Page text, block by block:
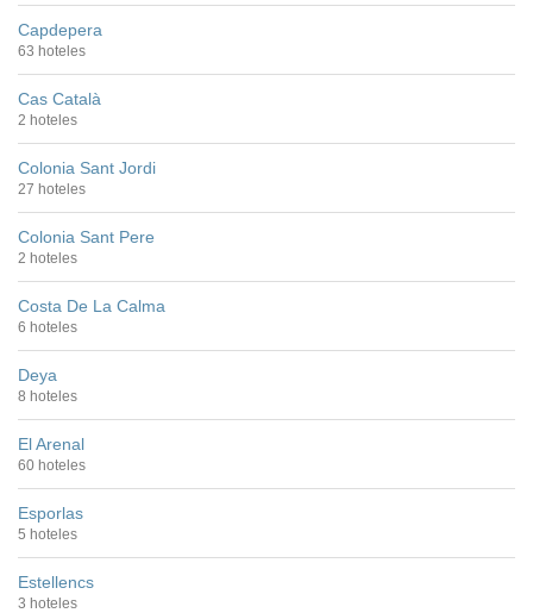
Capdepera
63 hoteles
Cas Català
2 hoteles
Colonia Sant Jordi
27 hoteles
Colonia Sant Pere
2 hoteles
Costa De La Calma
6 hoteles
Deya
8 hoteles
El Arenal
60 hoteles
Esporlas
5 hoteles
Estellencs
3 hoteles